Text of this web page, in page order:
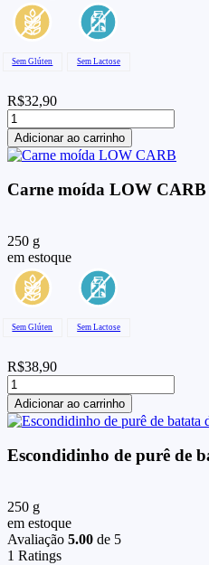
Sem Glúten Sem Lactose
R$32,90
Filé
mignon
à
brasileira
quantidade
Adicionar ao carrinho
Carne moída LOW CARB
250 g
em estoque
Sem Glúten Sem Lactose
R$38,90
Carne
moída
LOW
CARB
quantidade
Adicionar ao carrinho
Escondidinho de purê de
250 g
em estoque
Avaliação 5.00 de 5
1 Ratings